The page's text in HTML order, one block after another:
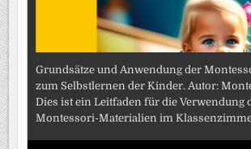
Grundsätze und Anwendung der
zum Selbstlernen der Kinder. Autor:
Dies ist ein Leitfaden für die Verwendung
Montessori-Materialien im